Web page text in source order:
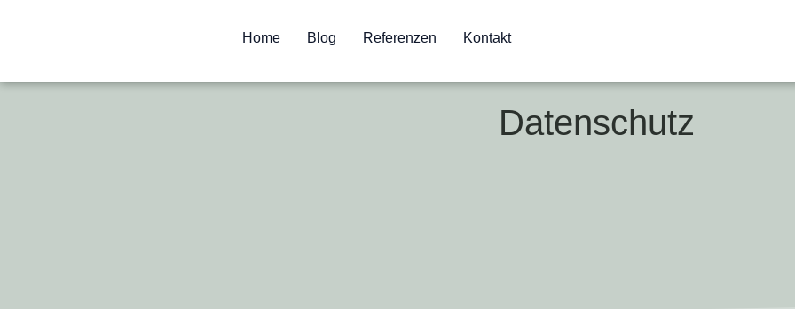
Home Blog Referenzen Kontakt
Datenschutz